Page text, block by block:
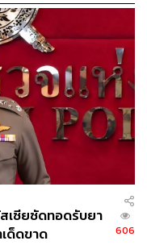
ด้ทยอยเพิ่มกำลังการ
ดือนแรก ตามด้วย
กรกฎาคม และอีก
ล่าสุดอีก 547,000
จาก UBS ให้
าณน้ำมันที่เพิ่มขึ้นได้
ที่จีนมีการกักตุนน้ำมัน
การตัดสินใจของ
เซียในวันศุกร์ที่ 8
เซียซัดทอดรับยา
ด็ดขาด
606